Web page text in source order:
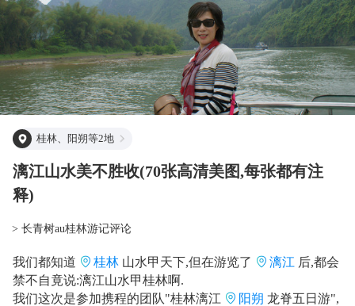
桂林、阳朔等2地
漓江山水美不胜收(70张高清美图,每张都有注
释)
> 长青树au桂林游记评论
我们都知道 桂林 山水甲天下,但在游览了 漓江 后,都会
禁不自竟说:漓江山水甲桂林啊.
我们这次是参加携程的团队"桂林漓江
阳朔 龙脊五日游",